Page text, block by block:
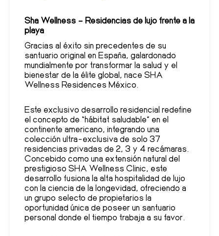
Sha Wellness – Residencias de lujo frente a la
playa
Gracias al éxito sin precedentes de su
santuario original en España, galardonado
mundialmente por transformar la salud y el
bienestar de la élite global, nace SHA
Wellness Residences México.
Este exclusivo desarrollo residencial redefine
el concepto de “hábitat saludable” en el
continente americano, integrando una
colección ultra-exclusiva de solo 37
residencias privadas de 2, 3 y 4 recámaras.
Concebido como una extensión natural del
prestigioso SHA Wellness Clinic, este
desarrollo fusiona la alta hospitalidad de lujo
con la ciencia de la longevidad, ofreciendo a
un grupo selecto de propietarios la
oportunidad única de poseer un santuario
personal donde el tiempo trabaja a su favor.